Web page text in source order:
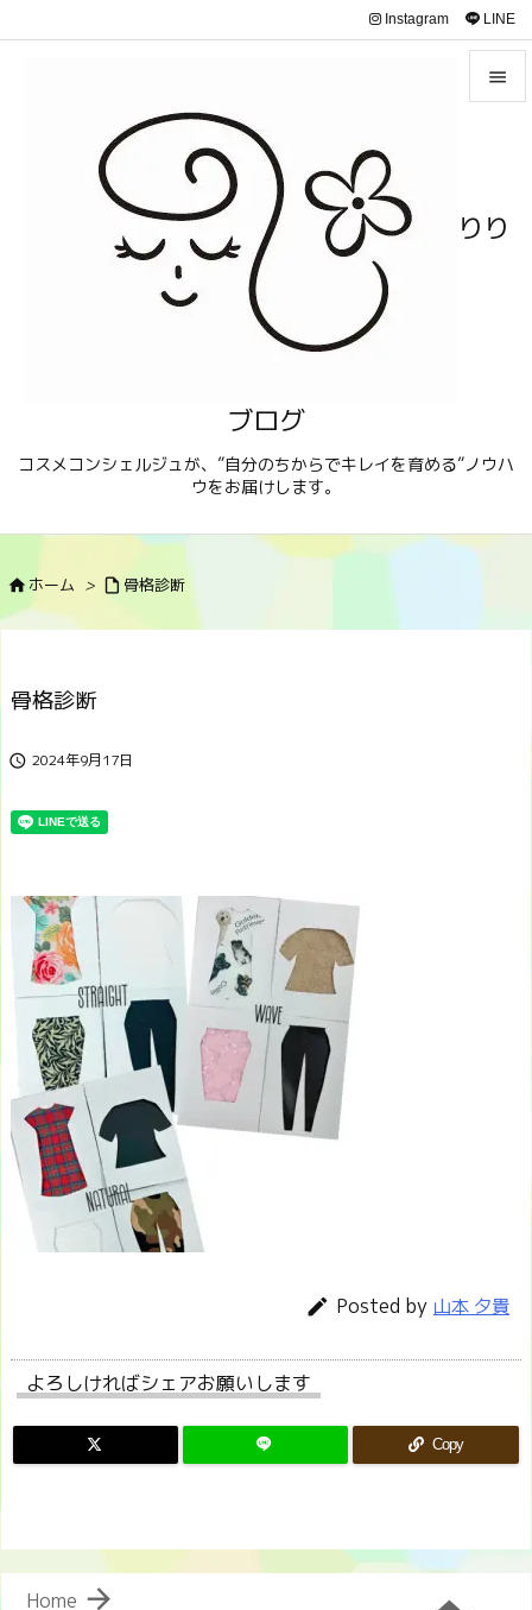
りり
ブログ
コスメコンシェルジュが、”自分のちからでキレイを育める”ノウハ
ウをお届けします。

サイド
Instagram LINE
ホーム >  骨格診断
骨格診断
 2024年9月17日
 Posted by 山本 夕貴
よろしければシェアお願いします
Copy

Home